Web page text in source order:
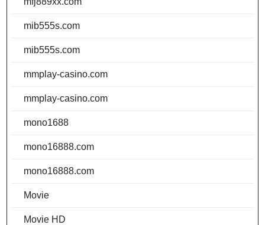
mib555s.com
mib555s.com
mmplay-casino.com
mmplay-casino.com
mono1688
mono16888.com
mono16888.com
Movie
Movie HD